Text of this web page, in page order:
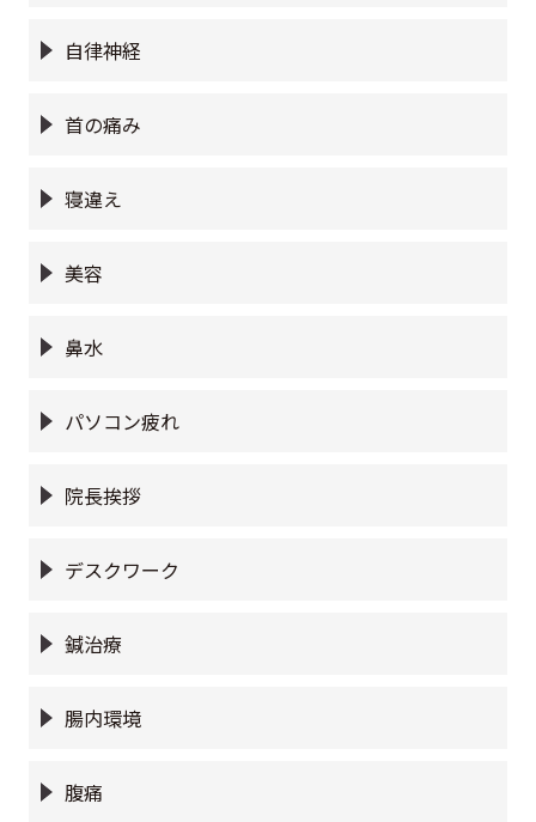
自律神経
首の痛み
寝違え
美容
鼻水
パソコン疲れ
院長挨拶
デスクワーク
鍼治療
腸内環境
腹痛